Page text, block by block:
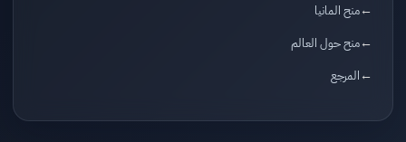
منح المانيا
منح حول العالم
المرجع